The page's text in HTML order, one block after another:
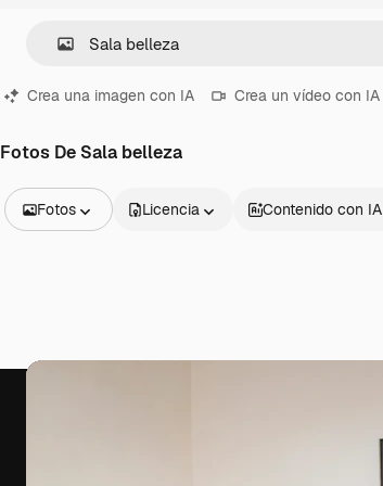
Crea una imagen con IA Crea un vídeo con IA
Fotos De Sala belleza
Fotos
Vídeos
Licencia Contenido con IA